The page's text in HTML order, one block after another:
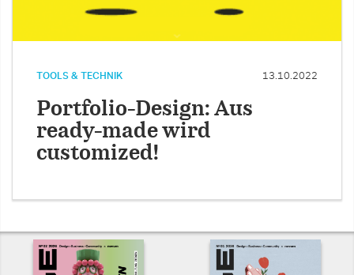
TOOLS & TECHNIK 13.10.2022
Portfolio-Design: Aus
ready-made wird
customized!